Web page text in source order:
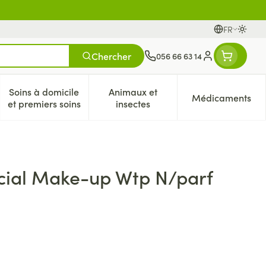
FR
Langues
Chercher 056 66 63 14
Menu client
enfantsVitalité 50+
menu pour la catégorie Naturopathie
Soins à domicile
et premiers soinsAfficher le sous-menu pour la catégorie Soins à
Animaux et
insectes
Afficher le sous-menu pour la
Médicaments
Afficher
Make-up Wtp N/parf